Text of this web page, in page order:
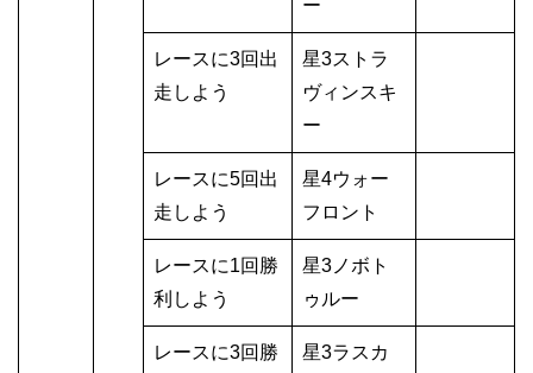
ー
レースに3回出
走しよう
星3ストラ
ヴィンスキ
ー
レースに5回出
走しよう
星4ウォー
フロント
レースに1回勝
利しよう
星3ノボト
ゥルー
レースに3回勝
星3ラスカ